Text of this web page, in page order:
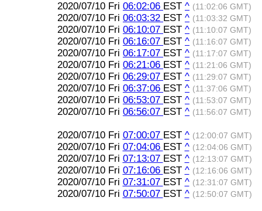
2020/07/10 Fri 06:02:06 EST ^ (11:02:06 GMT)
2020/07/10 Fri 06:03:32 EST ^ (11:03:32 GMT)
2020/07/10 Fri 06:10:07 EST ^ (11:10:07 GMT)
2020/07/10 Fri 06:16:07 EST ^ (11:16:07 GMT)
2020/07/10 Fri 06:17:07 EST ^ (11:17:07 GMT)
2020/07/10 Fri 06:21:06 EST ^ (11:21:06 GMT)
2020/07/10 Fri 06:29:07 EST ^ (11:29:07 GMT)
2020/07/10 Fri 06:37:06 EST ^ (11:37:06 GMT)
2020/07/10 Fri 06:53:07 EST ^ (11:53:07 GMT)
2020/07/10 Fri 06:56:07 EST ^ (11:56:07 GMT)
2020/07/10 Fri 07:00:07 EST ^ (12:00:07 GMT)
2020/07/10 Fri 07:04:06 EST ^ (12:04:06 GMT)
2020/07/10 Fri 07:13:07 EST ^ (12:13:07 GMT)
2020/07/10 Fri 07:16:06 EST ^ (12:16:06 GMT)
2020/07/10 Fri 07:31:07 EST ^ (12:31:07 GMT)
2020/07/10 Fri 07:50:07 EST ^ (12:50:07 GMT)